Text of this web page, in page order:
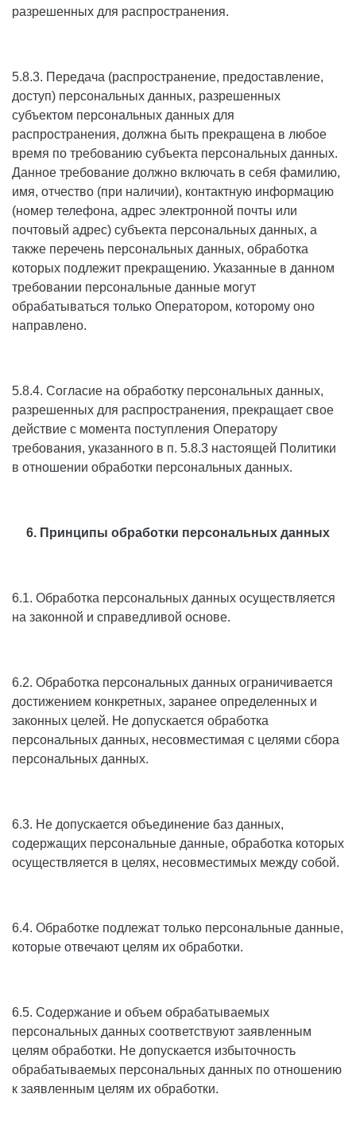
разрешенных для распространения.
5.8.3. Передача (распространение, предоставление,
доступ) персональных данных, разрешенных
субъектом персональных данных для
распространения, должна быть прекращена в любое
время по требованию субъекта персональных данных.
Данное требование должно включать в себя фамилию,
имя, отчество (при наличии), контактную информацию
(номер телефона, адрес электронной почты или
почтовый адрес) субъекта персональных данных, а
также перечень персональных данных, обработка
которых подлежит прекращению. Указанные в данном
требовании персональные данные могут
обрабатываться только Оператором, которому оно
направлено.
5.8.4. Согласие на обработку персональных данных,
разрешенных для распространения, прекращает свое
действие с момента поступления Оператору
требования, указанного в п. 5.8.3 настоящей Политики
в отношении обработки персональных данных.
6. Принципы обработки персональных данных
6.1. Обработка персональных данных осуществляется
на законной и справедливой основе.
6.2. Обработка персональных данных ограничивается
достижением конкретных, заранее определенных и
законных целей. Не допускается обработка
персональных данных, несовместимая с целями сбора
персональных данных.
6.3. Не допускается объединение баз данных,
содержащих персональные данные, обработка которых
осуществляется в целях, несовместимых между собой.
6.4. Обработке подлежат только персональные данные,
которые отвечают целям их обработки.
6.5. Содержание и объем обрабатываемых
персональных данных соответствуют заявленным
целям обработки. Не допускается избыточность
обрабатываемых персональных данных по отношению
к заявленным целям их обработки.